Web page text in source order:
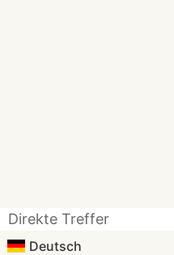
Direkte Treffer
Deutsch